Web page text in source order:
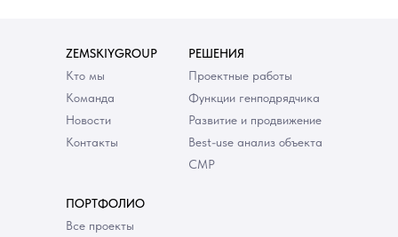
ZEMSKIYGROUP РЕШЕНИЯ
ПОРТФОЛИО
Кто мы Проектные работы
Все проекты
Новости Развитие и продвижение
Команда Функции генподрядчика
Контакты
Best-use анализ объекта
СМР